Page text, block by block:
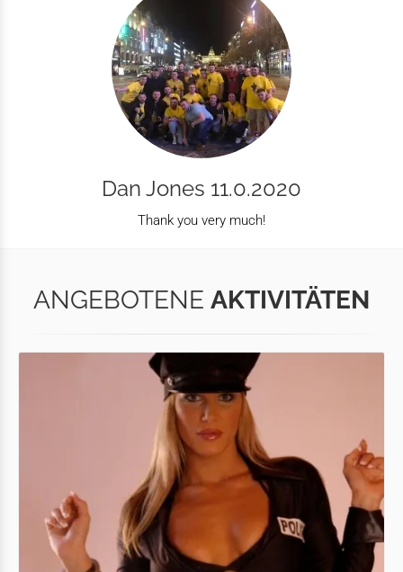
Dan Jones 11.0.2020
Thank you very much!
ANGEBOTENE AKTIVITÄTEN